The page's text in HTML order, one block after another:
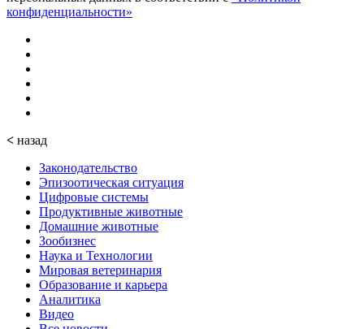
конфиденциальности»
< назад
Законодательство
Эпизоотическая ситуация
Цифровые системы
Продуктивные животные
Домашние животные
Зообизнес
Наука и Технологии
Мировая ветеринария
Образование и карьера
Аналитика
Видео